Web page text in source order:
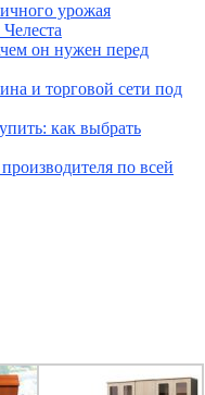
урожая
он нужен перед
и торговой сети под
как выбрать
по всей